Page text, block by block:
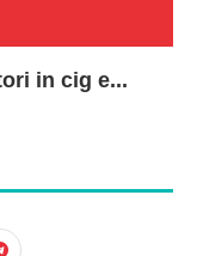
in cig e...